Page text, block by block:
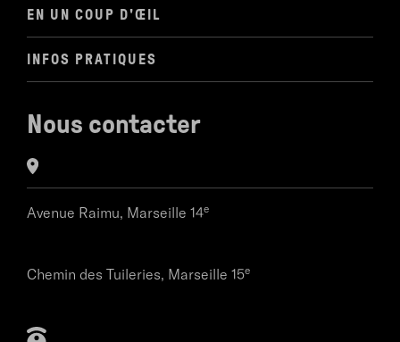
EN UN COUP D'ŒIL
INFOS PRATIQUES
Nous contacter
Avenue Raimu, Marseille 14e
Chemin des Tuileries, Marseille 15e